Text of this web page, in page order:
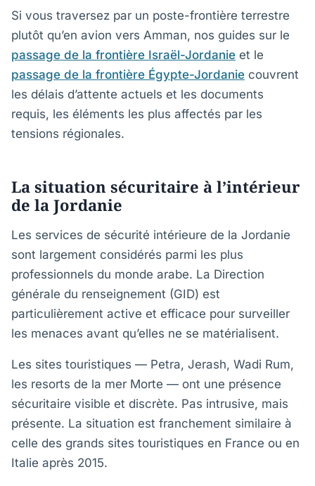
Si vous traversez par un poste-frontière terrestre
plutôt qu’en avion vers Amman, nos guides sur le
passage de la frontière Israël-Jordanie et le
passage de la frontière Égypte-Jordanie couvrent
les délais d’attente actuels et les documents
requis, les éléments les plus affectés par les
tensions régionales.
La situation sécuritaire à l’intérieur
de la Jordanie
Les services de sécurité intérieure de la Jordanie
sont largement considérés parmi les plus
professionnels du monde arabe. La Direction
générale du renseignement (GID) est
particulièrement active et efficace pour surveiller
les menaces avant qu’elles ne se matérialisent.
Les sites touristiques — Petra, Jerash, Wadi Rum,
les resorts de la mer Morte — ont une présence
sécuritaire visible et discrète. Pas intrusive, mais
présente. La situation est franchement similaire à
celle des grands sites touristiques en France ou en
Italie après 2015.